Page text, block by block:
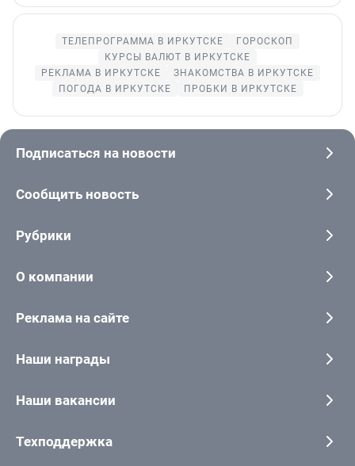
ТЕЛЕПРОГРАММА В ИРКУТСКЕ
ГОРОСКОП
КУРСЫ ВАЛЮТ В ИРКУТСКЕ
РЕКЛАМА В ИРКУТСКЕ
ЗНАКОМСТВА В ИРКУТСКЕ
ПОГОДА В ИРКУТСКЕ
ПРОБКИ В ИРКУТСКЕ
Подписаться на новости
Сообщить новость
Рубрики
О компании
Реклама на сайте
Наши награды
Наши вакансии
Техподдержка